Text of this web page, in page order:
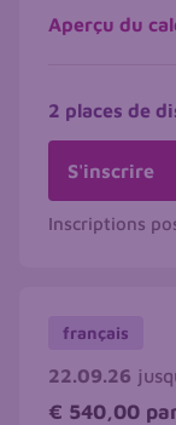
Aperçu du
2 places de
S'inscrire
Inscriptions
français
22.09.26
€ 540,00